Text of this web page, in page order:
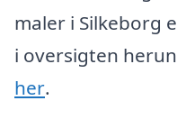
maler i Silkeborg
i oversigten
her.